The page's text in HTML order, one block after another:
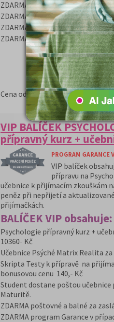
ZDARMA časopis Kam Po
ZDARMA poštovné za zaslání
ZDARMA e-book „Ja se dostanu
ZDARMA videonávod „Jak se
Cena od: 9 560 Kč
VIP BALÍČEK
přípravný kurz +
PROGRAM GARANCE
VIP balíček
přípravu na
učebnice k přijímacím zkouškám
peněz při nepřijetí a
přijímačkách.
BALÍČEK VIP obsahuje:
Psychologie přípravný kurz +
10360- Kč
Učebnice Psýché Matrix Realita
Skripta Testy k přípravě na
bonusovou cenu 140,- Kč
Student dostane poštou učebnice
Maturitě.
ZDARMA poštovné a balné za
ZDARMA program Garance v